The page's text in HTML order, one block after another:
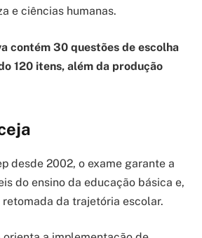
e ciências humanas.
contém 30 questões de escolha
120 itens, além da produção
desde 2002, o exame garante a
do ensino da educação básica e,
da trajetória escolar.